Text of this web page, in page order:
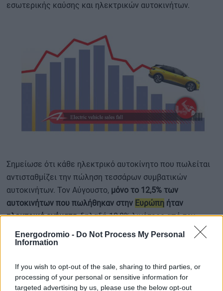
Energodromio - Do Not Process My Personal
Information
If you wish to opt-out of the sale, sharing to third parties, or
processing of your personal or sensitive information for
targeted advertising by us, please use the below opt-out
εσωτερικής καύσης και ηλεκτρικών αυτοκινήτων.
Σημείωσε ότι κάθε ηλεκτρικό αυτοκίνητο που πωλείται
αντισταθμίζει την πώληση τεσσάρων συμβατικών
αυτοκινήτων. Τον Αύγουστο, μόνο το 12,5% των
αυτοκινήτων που πωλήθηκαν στην Ευρώπη ήταν
ηλεκτρικά οχήματα, δηλαδή 10,8% λιγότερο από τον
Αύγουστο του 2023.
ζήτησης είναι οι υψηλές τιμές των ηλεκτρικών
οχημάτων εν μέσω αβεβαιότητα διατήρησης των